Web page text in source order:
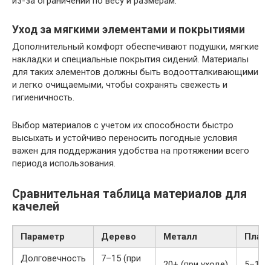
Уход за мягкими элементами и покрытиями
Дополнительный комфорт обеспечивают подушки, мягкие
накладки и специальные покрытия сидений. Материалы
для таких элементов должны быть водоотталкивающими
и легко очищаемыми, чтобы сохранять свежесть и
гигиеничность.
Выбор материалов с учетом их способности быстро
высыхать и устойчиво переносить погодные условия
важен для поддержания удобства на протяжении всего
периода использования.
Сравнительная таблица материалов для
качелей
Параметр Дерево Металл
Долговечность
7–15 (при